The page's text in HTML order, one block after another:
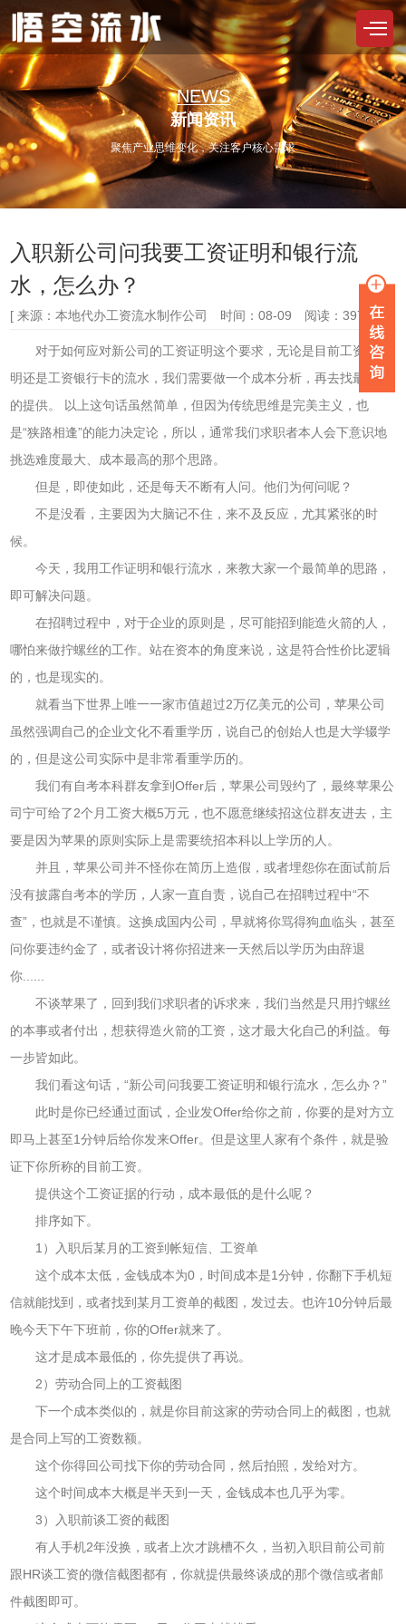
NEWS
新闻资讯
聚焦产业思维变化，关注客户核心需求
入职新公司问我要工资证明和银行流
水，怎么办？
[ 来源：本地代办工资流水制作公司 时间：08-09 阅读：397次 ]
对于如何应对新公司的工资证明这个要求，无论是目前工资的证
明还是工资银行卡的流水，我们需要做一个成本分析，再去找最容易
的提供。 以上这句话虽然简单，但因为传统思维是完美主义，也
是“狭路相逢”的能力决定论，所以，通常我们求职者本人会下意识地
挑选难度最大、成本最高的那个思路。
但是，即使如此，还是每天不断有人问。他们为何问呢？
不是没看，主要因为大脑记不住，来不及反应，尤其紧张的时
候。
今天，我用工作证明和银行流水，来教大家一个最简单的思路，
即可解决问题。
在招聘过程中，对于企业的原则是，尽可能招到能造火箭的人，
哪怕来做拧螺丝的工作。站在资本的角度来说，这是符合性价比逻辑
的，也是现实的。
就看当下世界上唯一一家市值超过2万亿美元的公司，苹果公司
虽然强调自己的企业文化不看重学历，说自己的创始人也是大学辍学
的，但是这公司实际中是非常看重学历的。
我们有自考本科群友拿到Offer后，苹果公司毁约了，最终苹果公
司宁可给了2个月工资大概5万元，也不愿意继续招这位群友进去，主
要是因为苹果的原则实际上是需要统招本科以上学历的人。
并且，苹果公司并不怪你在简历上造假，或者埋怨你在面试前后
没有披露自考本的学历，人家一直自责，说自己在招聘过程中“不
查”，也就是不谨慎。这换成国内公司，早就将你骂得狗血临头，甚至
问你要违约金了，或者设计将你招进来一天然后以学历为由辞退
你......
不谈苹果了，回到我们求职者的诉求来，我们当然是只用拧螺丝
的本事或者付出，想获得造火箭的工资，这才最大化自己的利益。每
一步皆如此。
我们看这句话，“新公司问我要工资证明和银行流水，怎么办？”
此时是你已经通过面试，企业发Offer给你之前，你要的是对方立
即马上甚至1分钟后给你发来Offer。但是这里人家有个条件，就是验
证下你所称的目前工资。
提供这个工资证据的行动，成本最低的是什么呢？
排序如下。
1）入职后某月的工资到帐短信、工资单
这个成本太低，金钱成本为0，时间成本是1分钟，你翻下手机短
信就能找到，或者找到某月工资单的截图，发过去。也许10分钟后最
晚今天下午下班前，你的Offer就来了。
这才是成本最低的，你先提供了再说。
2）劳动合同上的工资截图
下一个成本类似的，就是你目前这家的劳动合同上的截图，也就
是合同上写的工资数额。
这个你得回公司找下你的劳动合同，然后拍照，发给对方。
这个时间成本大概是半天到一天，金钱成本也几乎为零。
3）入职前谈工资的截图
有人手机2年没换，或者上次才跳槽不久，当初入职目前公司前
跟HR谈工资的微信截图都有，你就提供最终谈成的那个微信或者邮
件截图即可。